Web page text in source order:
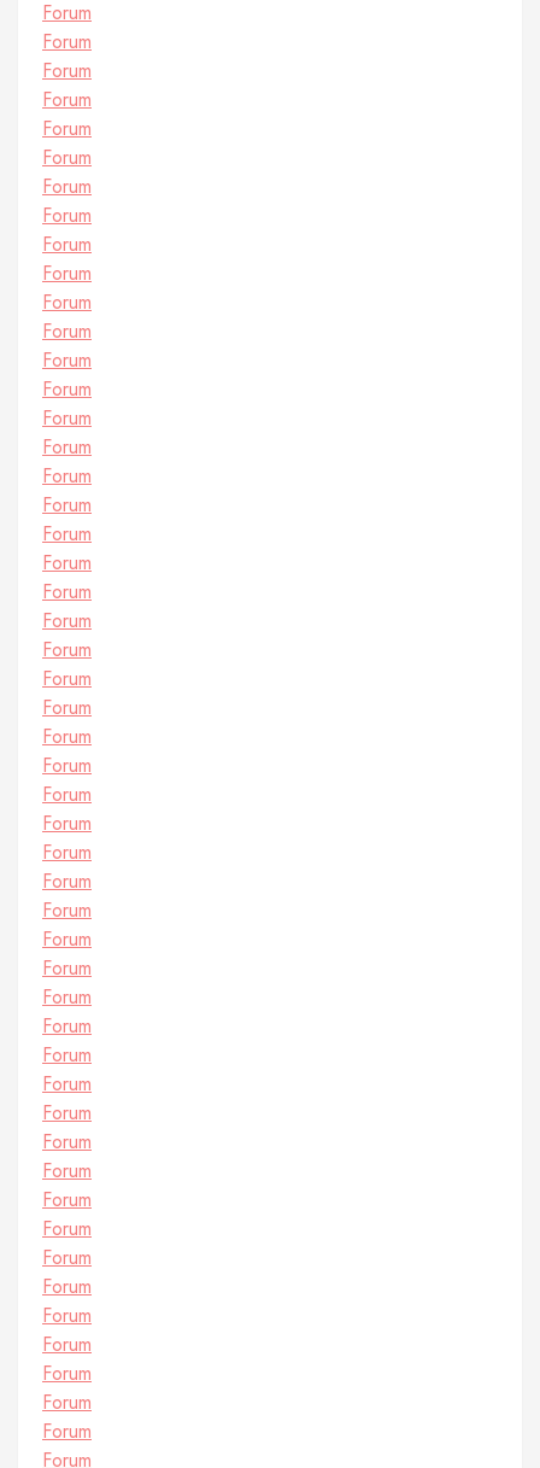
Forum
Forum
Forum
Forum
Forum
Forum
Forum
Forum
Forum
Forum
Forum
Forum
Forum
Forum
Forum
Forum
Forum
Forum
Forum
Forum
Forum
Forum
Forum
Forum
Forum
Forum
Forum
Forum
Forum
Forum
Forum
Forum
Forum
Forum
Forum
Forum
Forum
Forum
Forum
Forum
Forum
Forum
Forum
Forum
Forum
Forum
Forum
Forum
Forum
Forum
Forum